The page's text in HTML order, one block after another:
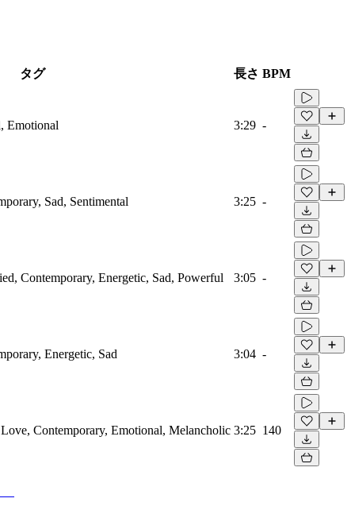
タグ 長さ BPM
Emotional 3:29 -
Sad, Sentimental 3:25 -
Contemporary, Energetic, Sad, Powerful 3:05 -
Energetic, Sad 3:04 -
Contemporary, Emotional, Melancholic 3:25 140